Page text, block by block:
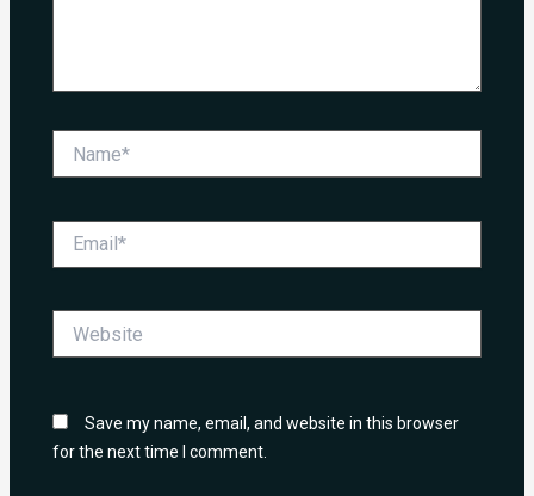
Save my name, email, and website in this browser
for the next time I comment.